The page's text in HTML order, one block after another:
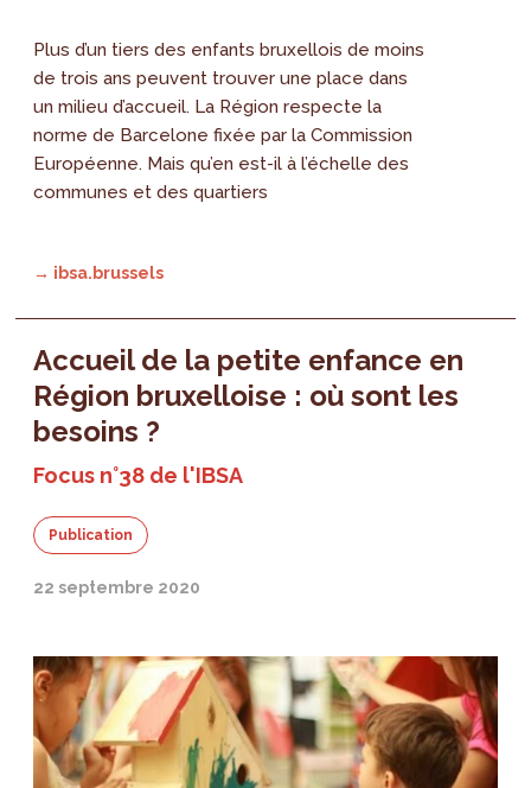
Plus d’un tiers des enfants bruxellois de moins
de trois ans peuvent trouver une place dans
un milieu d’accueil. La Région respecte la
norme de Barcelone fixée par la Commission
Européenne. Mais qu’en est-il à l’échelle des
communes et des quartiers
→ ibsa.brussels
Accueil de la petite enfance en
Région bruxelloise : où sont les
besoins ?
Focus n°38 de l'IBSA
Publication
22 septembre 2020